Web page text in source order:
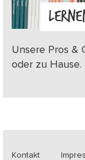
Unsere Pros &
oder zu Hause.
Kontakt